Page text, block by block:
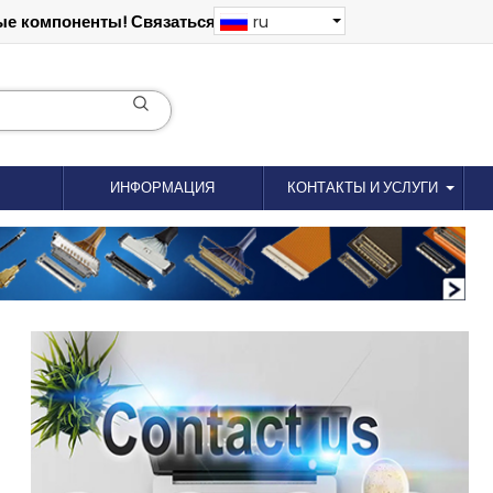
Связаться: 18012695035
ru
ИНФОРМАЦИЯ КОНТАКТЫ И УСЛУГИ